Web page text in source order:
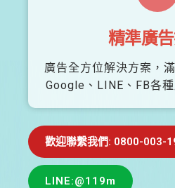
精準廣
廣告全方位解決方案，
Google、LINE、FB各
歡迎聯繫我們: 0800-003-
LINE:@119m